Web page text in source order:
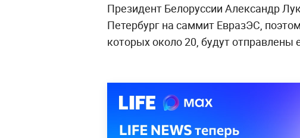
Президент Белоруссии Александр
Петербург на саммит ЕвразЭС,
которых около 20, будут отправлены